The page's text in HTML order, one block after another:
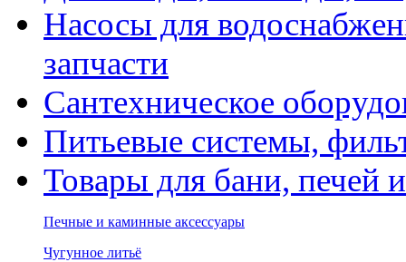
Насосы для
запчасти
Сантехническое
Питьевые системы,
Товары для бани, печей
Печные и каминные аксессуары
Чугунное литьё